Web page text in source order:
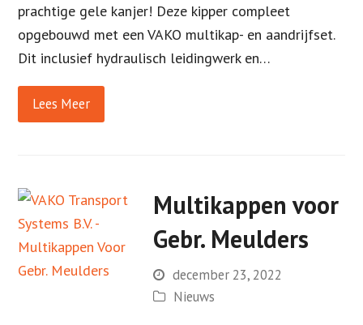
prachtige gele kanjer! Deze kipper compleet
opgebouwd met een VAKO multikap- en aandrijfset.
Dit inclusief hydraulisch leidingwerk en…
Lees Meer
Multikappen voor
Gebr. Meulders
december 23, 2022
Nieuws